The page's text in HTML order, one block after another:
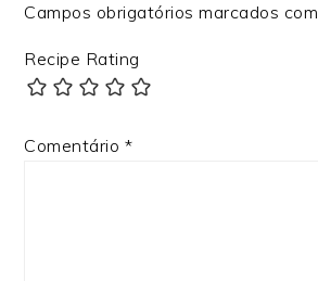
Campos obrigatórios marcados com
Recipe Rating
Comentário *